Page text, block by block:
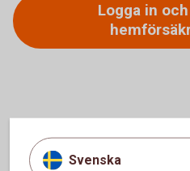
Logga in
Svenska